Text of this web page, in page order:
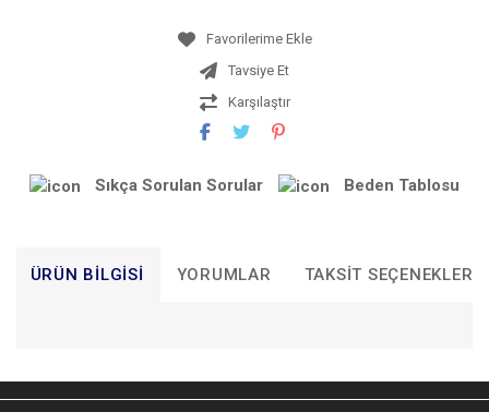
Tavsiye Et
Karşılaştır
Sıkça Sorulan Sorular Beden Tablosu
ÜRÜN BILGISI YORUMLAR TAKSIT SEÇENEKLERI
Bu ürünün fiyat bilgisi, resim, ürün açıklamalarında ve diğer
konularda yetersiz gördüğünüz noktaları öneri formunu